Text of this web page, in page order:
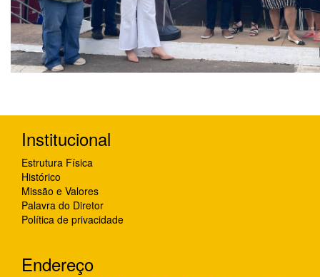
Institucional
Estrutura Física
Histórico
Missão e Valores
Palavra do Diretor
Política de privacidade
Endereço